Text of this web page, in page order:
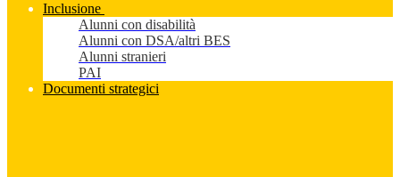
Inclusione
Alunni con disabilità
Alunni con DSA/altri BES
Alunni stranieri
PAI
Documenti strategici